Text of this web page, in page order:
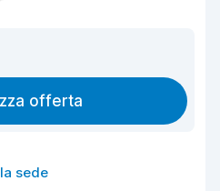
offerta
sede